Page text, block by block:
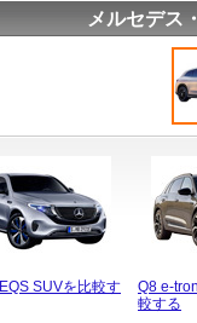
メルセデス
SUVを比較す
Q8 e-
較する